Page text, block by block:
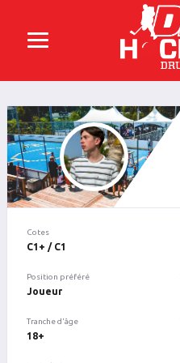
Cotes
C1+ / C1
Position préféré
Joueur
Tranche d'âge
18+